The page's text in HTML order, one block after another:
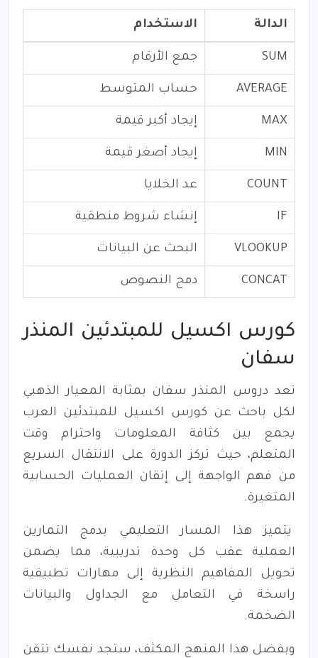
الدالة الاستخدام
SUM جمع الأرقام
AVERAGE حساب المتوسط
MAX إيجاد أكبر قيمة
MIN إيجاد أصغر قيمة
COUNT عد الخلايا
IF إنشاء شروط منطقية
VLOOKUP البحث عن البيانات
CONCAT دمج النصوص
كورس اكسيل للمبتدئين المنذر
سفان
تعد دروس المنذر سفان بمثابة المعيار الذهبي
لكل باحث عن كورس اكسيل للمبتدئين العرب
يجمع بين كثافة المعلومات واحترام وقت
المتعلم، حيث تركز الدورة على الانتقال السريع
من فهم الواجهة إلى إتقان العمليات الحسابية
المتغيرة.
يتميز هذا المسار التعليمي بدمج التمارين
العملية عقب كل وحدة تدريبية، مما يضمن
تحويل المفاهيم النظرية إلى مهارات تطبيقية
راسخة في التعامل مع الجداول والبيانات
الضخمة.
وبفضل هذا المنهج المكثف، ستجد نفسك تتقن